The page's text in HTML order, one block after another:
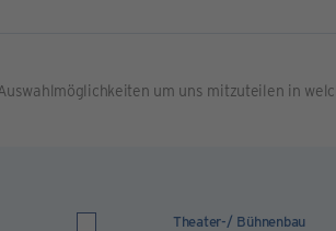
um uns mitzuteilen in
Theater-/ Bühnenbau